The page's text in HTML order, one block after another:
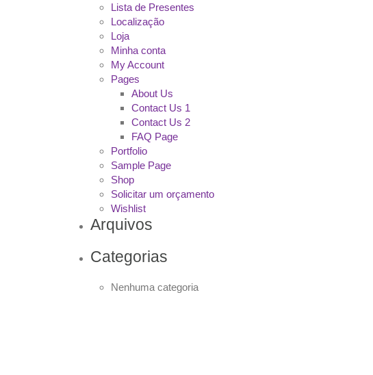
Lista de Presentes
Localização
Loja
Minha conta
My Account
Pages
About Us
Contact Us 1
Contact Us 2
FAQ Page
Portfolio
Sample Page
Shop
Solicitar um orçamento
Wishlist
Arquivos
Categorias
Nenhuma categoria